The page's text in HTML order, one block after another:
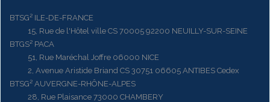
BTSG² ILE-DE-FRANCE
15, Rue de l'Hôtel ville CS 70005 92200 NEUILLY-SUR-SEINE
BTGS² PACA
51, Rue Maréchal Joffre 06000 NICE
2, Avenue Aristide Briand CS 30751 06605 ANTIBES Cedex
BTSG² AUVERGNE-RHÔNE-ALPES
28, Rue Plaisance 73000 CHAMBERY